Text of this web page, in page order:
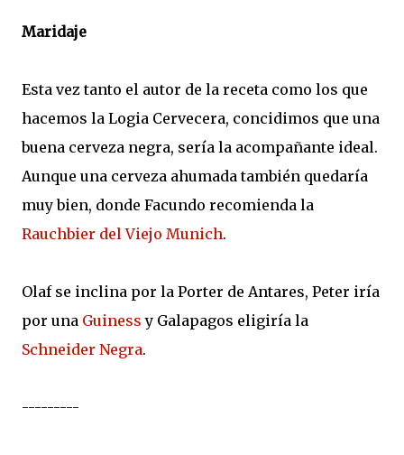
Maridaje
Esta vez tanto el autor de la receta como los que
hacemos la Logia Cervecera, concidimos que una
buena cerveza negra, sería la acompañante ideal.
Aunque una cerveza ahumada también quedaría
muy bien, donde Facundo recomienda la
Rauchbier del Viejo Munich.
Olaf se inclina por la Porter de Antares, Peter iría
por una Guiness y Galapagos eligiría la
Schneider Negra.
---------